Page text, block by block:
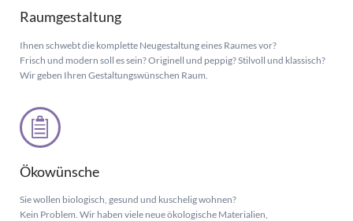
Raumgestaltung
Ihnen schwebt die komplette Neugestaltung eines Raumes vor?
Frisch und modern soll es sein? Originell und peppig? Stilvoll und klassisch?
Wir geben Ihren Gestaltungswünschen Raum.
Ökowünsche
Sie wollen biologisch, gesund und kuschelig wohnen?
Kein Problem. Wir haben viele neue ökologische Materialien,